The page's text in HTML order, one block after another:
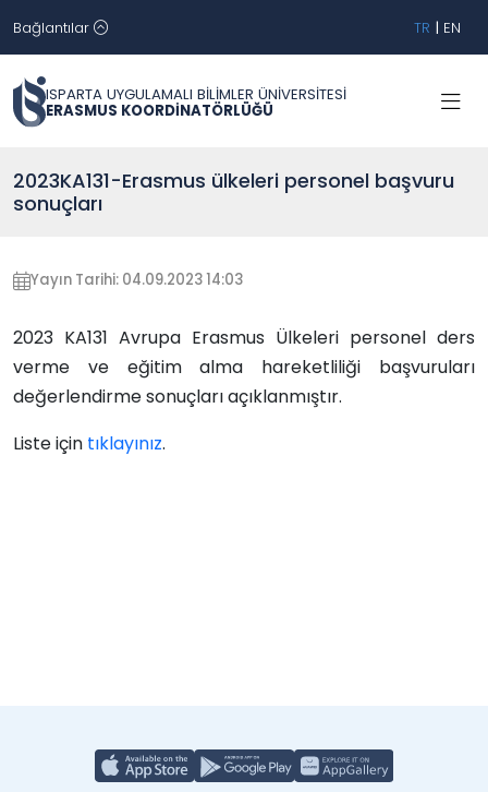
Bağlantılar TR | EN
ISPARTA UYGULAMALI BİLİMLER ÜNİVERSİTESİ
ERASMUS KOORDİNATÖRLÜĞÜ
2023KA131-Erasmus ülkeleri personel başvuru
sonuçları
Yayın Tarihi: 04.09.2023 14:03
2023 KA131 Avrupa Erasmus Ülkeleri personel ders
verme ve eğitim alma hareketliliği başvuruları
değerlendirme sonuçları açıklanmıştır.
Liste için tıklayınız.